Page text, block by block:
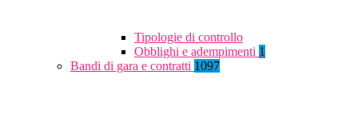
Tipologie di controllo
Obblighi e adempimenti 1
Bandi di gara e contratti 1097